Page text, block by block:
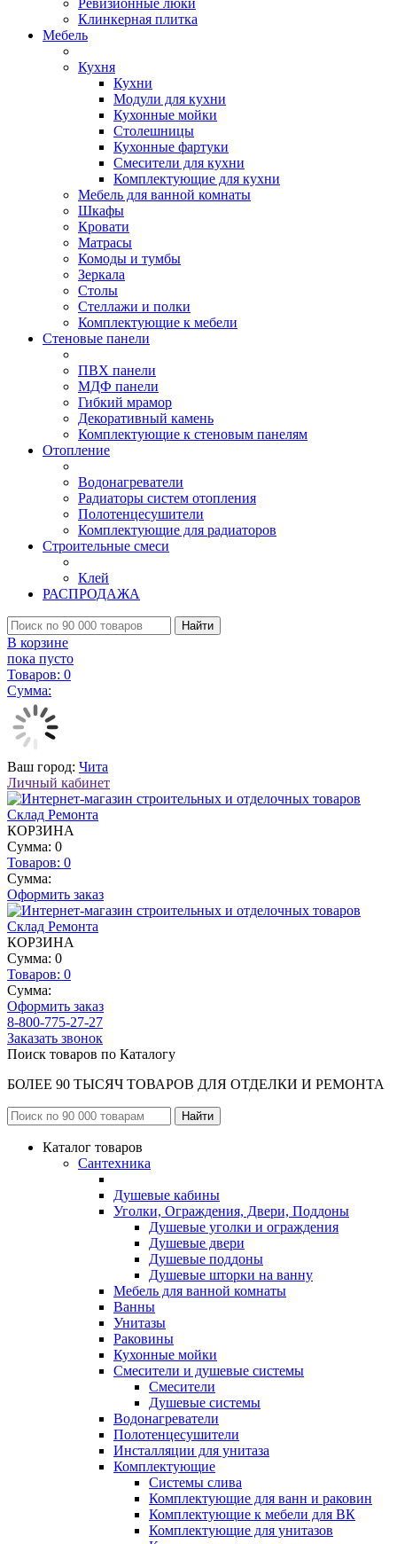
Ревизионные люки
Клинкерная плитка
Мебель
Кухня
Кухни
Модули для кухни
Кухонные мойки
Столешницы
Кухонные фартуки
Смесители для кухни
Комплектующие для кухни
Мебель для ванной комнаты
Шкафы
Кровати
Матрасы
Комоды и тумбы
Зеркала
Столы
Стеллажи и полки
Комплектующие к мебели
Стеновые панели
ПВХ панели
МДФ панели
Гибкий мрамор
Декоративный камень
Комплектующие к стеновым панелям
Отопление
Водонагреватели
Радиаторы систем отопления
Полотенцесушители
Комплектующие для радиаторов
Строительные смеси
Клей
РАСПРОДАЖА
Найти
В корзине
пока пусто
Товаров: 0
Сумма:
Ваш город: Чита
Личный кабинет
КОРЗИНА
Сумма: 0
Товаров: 0
Сумма:
Оформить заказ
КОРЗИНА
Сумма: 0
Товаров: 0
Сумма:
Оформить заказ
8-800-775-27-27
Заказать звонок
Поиск товаров по Каталогу
БОЛЕЕ 90 ТЫСЯЧ ТОВАРОВ ДЛЯ ОТДЕЛКИ И РЕМОНТА
Каталог товаров
Сантехника
Душевые кабины
Уголки, Ограждения, Двери, Поддоны
Душевые уголки и ограждения
Душевые двери
Душевые поддоны
Душевые шторки на ванну
Мебель для ванной комнаты
Ванны
Унитазы
Раковины
Кухонные мойки
Смесители и душевые системы
Смесители
Душевые системы
Водонагреватели
Полотенцесушители
Инсталляции для унитаза
Комплектующие
Системы слива
Комплектующие для ванн и раковин
Комплектующие к мебели для ВК
Комплектующие для унитазов